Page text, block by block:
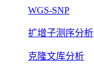
WGS-SNP
扩增子测序分析
克隆文库分析